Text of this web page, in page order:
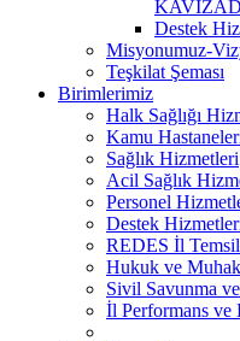
Destek
Misyonumuz-
Teşkilat Şeması
Birimlerimiz
Halk Sağlığı
Kamu
Sağlık Hizmetleri
Acil Sağlık
Personel
Destek
REDES İl
Hukuk ve
Sivil Savunma
İl Performans